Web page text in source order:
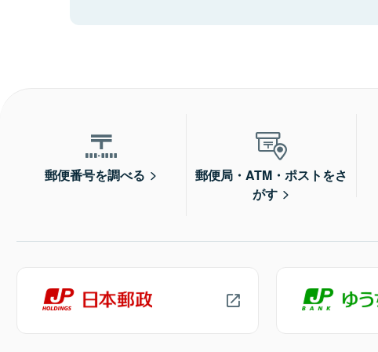
郵便番号を調べる
郵便局・ATM・ポストをさ
がす